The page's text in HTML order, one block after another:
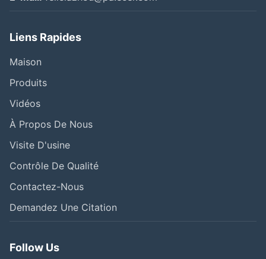
Liens Rapides
Maison
Produits
Vidéos
À Propos De Nous
Visite D'usine
Contrôle De Qualité
Contactez-Nous
Demandez Une Citation
Follow Us